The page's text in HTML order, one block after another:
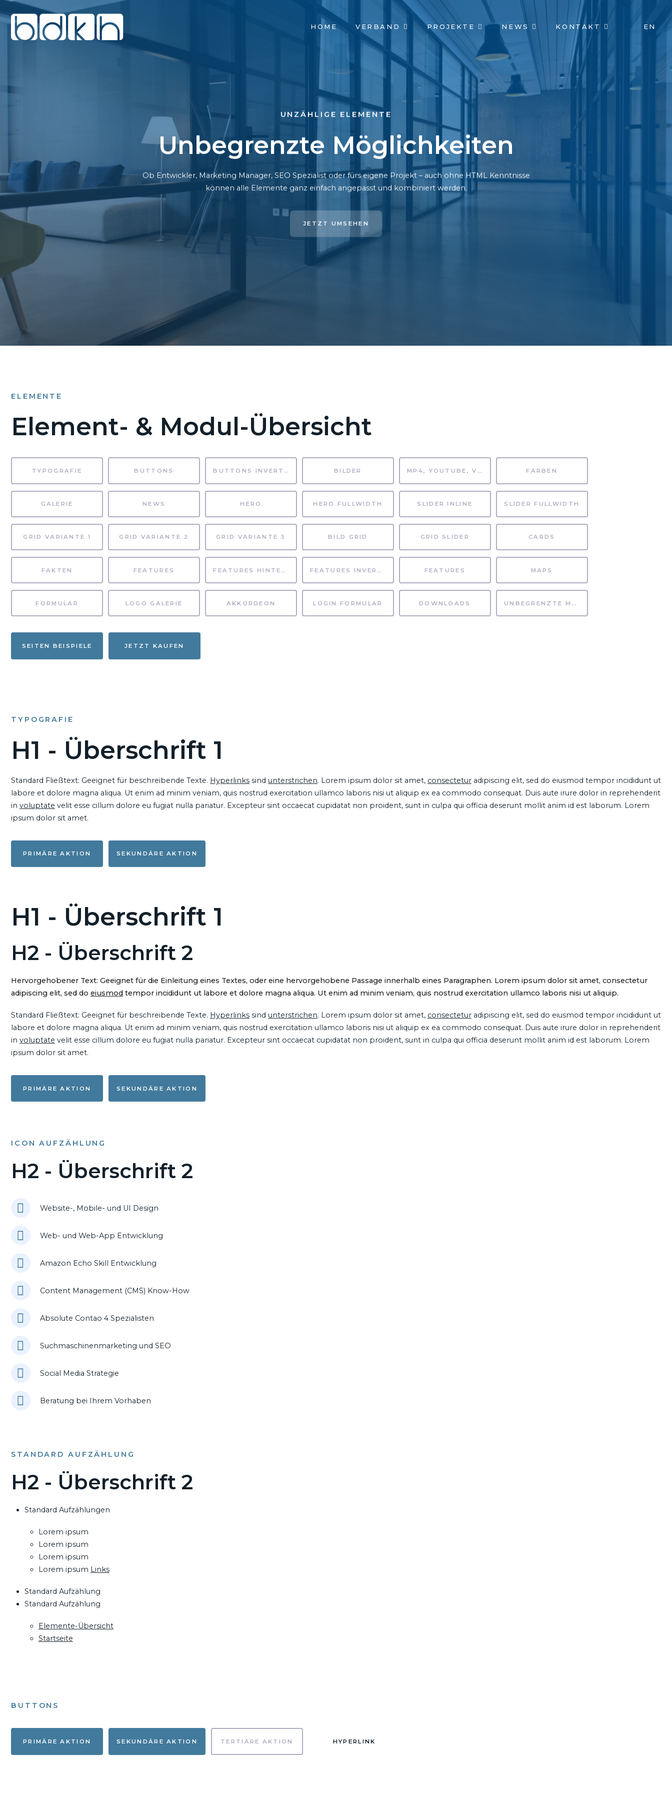
NAVIGATION
ÜBERSPRINGEN
HOME VERBAND PROJEKTE NEWS KONTAKT EN
UNZÄHLIGE ELEMENTE
Unbegrenzte Möglichkeiten
Ob Entwickler, Marketing Manager, SEO Spezialist oder fürs eigene Projekt – auch ohne HTML Kenntnisse
können alle Elemente ganz einfach angepasst und kombiniert werden.
JETZT UMSEHEN
ELEMENTE
Element- & Modul-Übersicht
TYPOGRAFIE BUTTONS BUTTONS INVERTIERT BILDER MP4, YOUTUBE, VIMEO FARBEN
GALERIE NEWS HERO HERO FULLWIDTH SLIDER INLINE SLIDER FULLWIDTH
GRID VARIANTE 1 GRID VARIANTE 2 GRID VARIANTE 3 BILD GRID GRID SLIDER CARDS
FAKTEN FEATURES FEATURES HINTERGRUND FEATURES INVERTIERT FEATURES MAPS
FORMULAR LOGO GALERIE AKKORDEON LOGIN FORMULAR DOWNLOADS UNBEGRENZTE MÖGLICHKEITEN
SEITEN BEISPIELE JETZT KAUFEN
TYPOGRAFIE
H1 - Überschrift 1
Standard Fließtext: Geeignet für beschreibende Texte. Hyperlinks sind unterstrichen. Lorem ipsum dolor sit amet, consectetur adipiscing elit, sed do eiusmod tempor incididunt ut
labore et dolore magna aliqua. Ut enim ad minim veniam, quis nostrud exercitation ullamco laboris nisi ut aliquip ex ea commodo consequat. Duis aute irure dolor in reprehenderit
in voluptate velit esse cillum dolore eu fugiat nulla pariatur. Excepteur sint occaecat cupidatat non proident, sunt in culpa qui officia deserunt mollit anim id est laborum. Lorem
ipsum dolor sit amet.
PRIMÄRE AKTION SEKUNDÄRE AKTION
H1 - Überschrift 1
H2 - Überschrift 2
Hervorgehobener Text: Geeignet für die Einleitung eines Textes, oder eine hervorgehobene Passage innerhalb eines Paragraphen. Lorem ipsum dolor sit amet, consectetur
adipiscing elit, sed do eiusmod tempor incididunt ut labore et dolore magna aliqua. Ut enim ad minim veniam, quis nostrud exercitation ullamco laboris nisi ut aliquip.
Standard Fließtext: Geeignet für beschreibende Texte. Hyperlinks sind unterstrichen. Lorem ipsum dolor sit amet, consectetur adipiscing elit, sed do eiusmod tempor incididunt ut
labore et dolore magna aliqua. Ut enim ad minim veniam, quis nostrud exercitation ullamco laboris nisi ut aliquip ex ea commodo consequat. Duis aute irure dolor in reprehenderit
in voluptate velit esse cillum dolore eu fugiat nulla pariatur. Excepteur sint occaecat cupidatat non proident, sunt in culpa qui officia deserunt mollit anim id est laborum. Lorem
ipsum dolor sit amet.
PRIMÄRE AKTION SEKUNDÄRE AKTION
ICON AUFZÄHLUNG
H2 - Überschrift 2
Website-, Mobile- und UI Design
Web- und Web-App Entwicklung
Amazon Echo Skill Entwicklung
Content Management (CMS) Know-How
Absolute Contao 4 Spezialisten
Suchmaschinenmarketing und SEO
Social Media Strategie
Beratung bei Ihrem Vorhaben
STANDARD AUFZÄHLUNG
H2 - Überschrift 2
Standard Aufzählungen
Lorem ipsum
Lorem ipsum
Lorem ipsum
Lorem ipsum Links
Standard Aufzählung
Standard Aufzählung
Elemente-Übersicht
Startseite
BUTTONS
PRIMÄRE AKTION SEKUNDÄRE AKTION TERTIÄRE AKTION HYPERLINK